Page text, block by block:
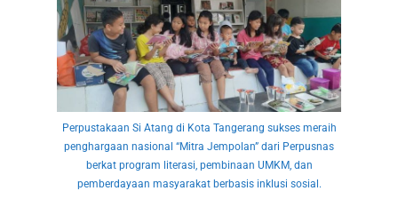
Perpustakaan Si Atang di Kota Tangerang sukses meraih
penghargaan nasional “Mitra Jempolan” dari Perpusnas
berkat program literasi, pembinaan UMKM, dan
pemberdayaan masyarakat berbasis inklusi sosial.